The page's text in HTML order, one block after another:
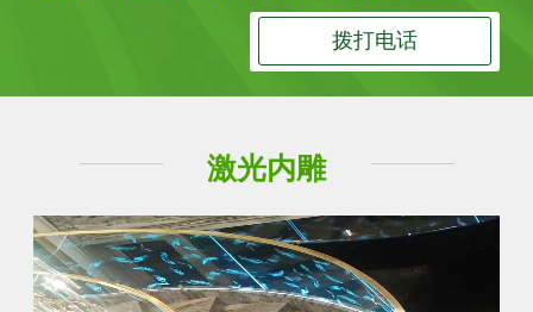
拨打电话
激光内雕